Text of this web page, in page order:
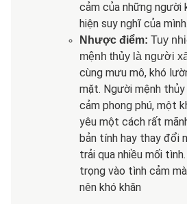
cảm của những người
hiện suy nghĩ của mình.
Nhược điểm: Tuy
mệnh thủy là người
cùng mưu mô, khó
mặt. Người mệnh
cảm phong phú, một
yêu một cách rất
bản tính hay thay đổi
trải qua nhiều mối
trọng vào tình cảm
nên khó khăn